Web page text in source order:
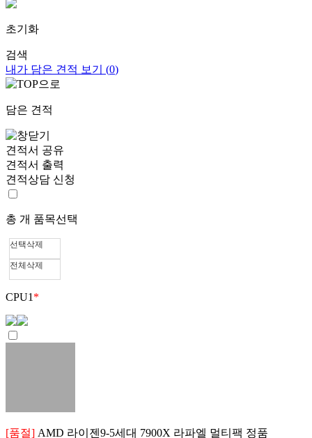
초기화
검색
내가 담은 견적 보기 (0)
담은 견적
견적서 공유
견적서 출력
견적상담 신청
총 개 품목선택
선택삭제
전체삭제
CPU1 *
[품절] AMD 라이젠9-5세대 7900X 라파엘 멀티팩 정품